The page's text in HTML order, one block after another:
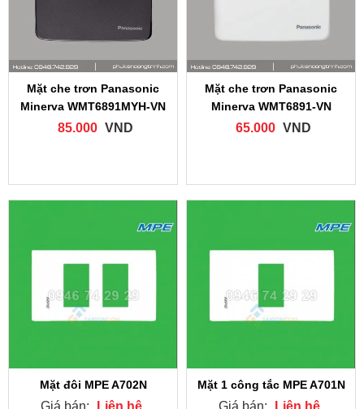
Mặt che trơn Panasonic
Minerva WMT6891MYH‑VN
85.000 VND
Mặt che trơn Panasonic
Minerva WMT6891‑VN
65.000 VND
Mặt đôi MPE A702N Mặt 1 công tắc MPE A701N